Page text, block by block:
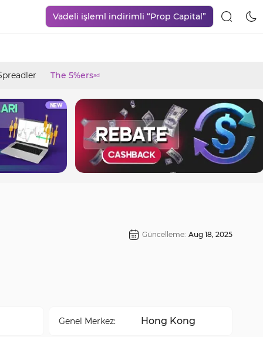
Vadeli işleml indirimli “Prop Capital”
The 5%ersad
Güncelleme: Aug 18, 2025
Genel Merkez: Hong Kong